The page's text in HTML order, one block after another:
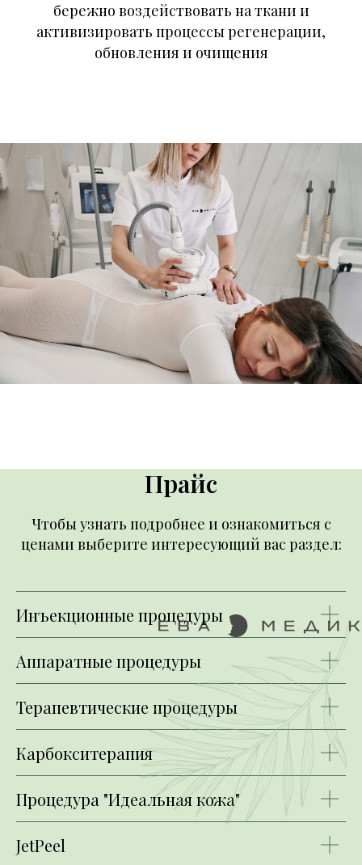
бережно воздействовать на ткани и
активизировать процессы регенерации,
обновления и очищения
Прайс
Чтобы узнать подробнее и ознакомиться с
ценами выберите интересующий вас раздел:
Инъекционные процедуры
Аппаратные процедуры
Терапевтические процедуры
Карбокситерапия
Процедура "Идеальная кожа"
JetPeel